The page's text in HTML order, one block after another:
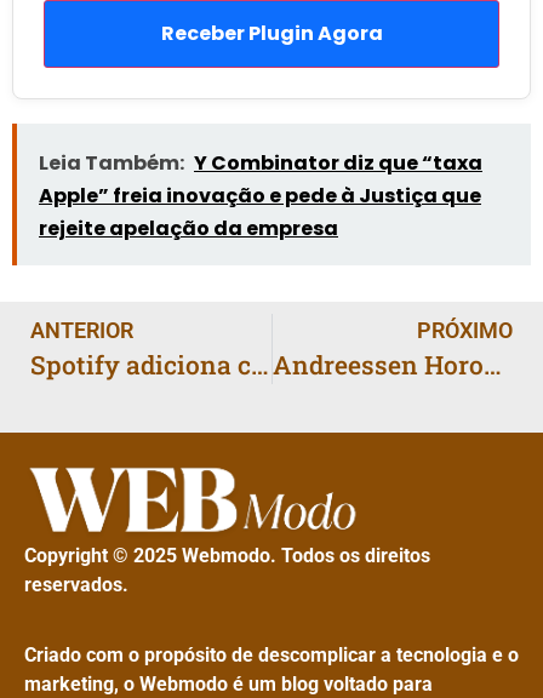
Receber Plugin Agora
Leia Também: Y Combinator diz que “taxa
Apple” freia inovação e pede à Justiça que
rejeite apelação da empresa
ANTERIOR
Spotify adiciona chat privado e reforça aposta em recursos sociais
PRÓXIMO
Andreessen Horowitz investe US$ 1,49 milhão em lobby federal em 2025 e ultrapassa associação do setor
Copyright © 2025 Webmodo. Todos os direitos
reservados.
Criado com o propósito de descomplicar a tecnologia e o
marketing, o Webmodo é um blog voltado para